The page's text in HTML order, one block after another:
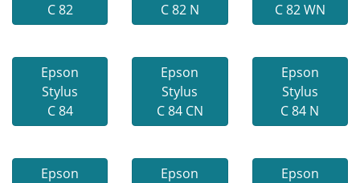
C 82
C 82 N
C 82 WN
Epson
Stylus
C 84
Epson
Stylus
C 84 CN
Epson
Stylus
C 84 N
Epson
Epson
Epson